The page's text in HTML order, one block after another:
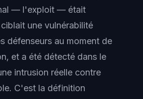
— l'exploit — était
une vulnérabilité
défenseurs au moment de
et a été détecté dans le
intrusion réelle contre
C'est la définition